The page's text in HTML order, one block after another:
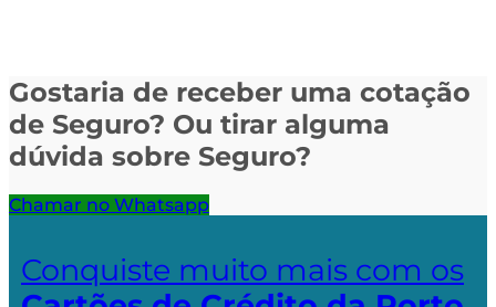
Gostaria de receber uma cotação
de Seguro? Ou tirar alguma
dúvida sobre Seguro?
Chamar no Whatsapp
Conquiste muito mais com os